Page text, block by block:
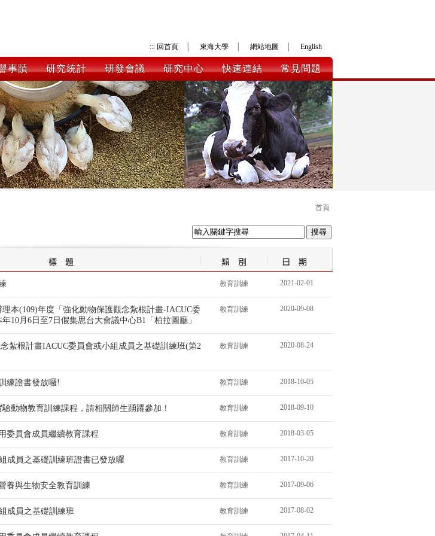
::: 回首頁 東海大學 網站地圖 English
事蹟 研究統計 研發會議 研究中心 快速連結 常見問題
首頁
教育訓練 2021-02-01
本(109)年度「強化動物保護觀念紮根計畫-IACUC委
10月6日至7日假集思台大會議中心B1「柏拉圖廳」
教育訓練 2020-09-08
紮根計畫IACUC委員會或小組成員之基礎訓練班(第2
教育訓練 2020-08-24
練證書發放囉! 教育訓練 2018-10-05
動物教育訓練課程，請相關師生踴躍參加！ 教育訓練 2018-09-10
委員會成員繼續教育課程 教育訓練 2018-03-05
成員之基礎訓練班證書已發放囉 教育訓練 2017-10-20
養與生物安全教育訓練 教育訓練 2017-09-06
成員之基礎訓練班 教育訓練 2017-08-02